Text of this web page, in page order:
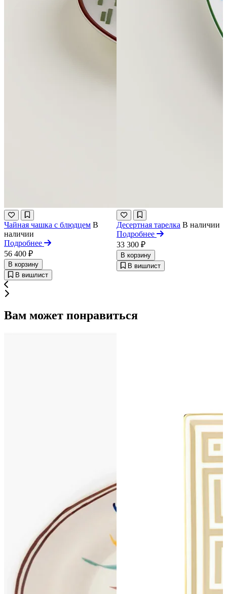
Чайная чашка с блюдцем В
наличии
Подробнее
56 400 ₽
В корзину
В вишлист
Десертная тарелка В наличии
Подробнее
33 300 ₽
В корзину
В вишлист
Вам может понравиться